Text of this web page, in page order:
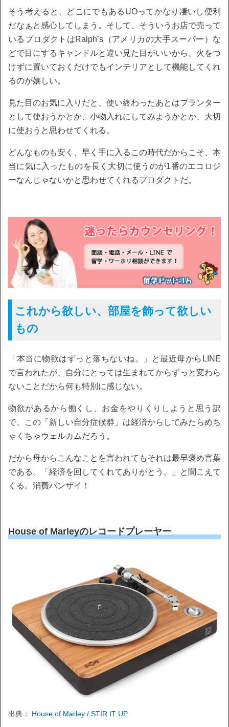
そう考えると、どこにでもあるUOってかなり凄いし便利
だなぁと感心してしまう。そして、そういうお店で売って
いるプロダクトはRalph’s（アメリカの大手スーパー）な
どで目にするキャンドルと違い見た目がいいから、火をつ
けずに置いておくだけでもインテリアとして機能してくれ
るのが嬉しい。
見た目のお気に入りだと、使い終わったあとはプランター
として使おうかとか、小物入れにしてみようかとか、大切
に使おうと思わせてくれる。
どんなものも安く、早く手に入るこの時代だからこそ、本
当に気に入ったものを長く大切に使うのが1番のエコロジ
ーなんじゃないかと思わせてくれるプロダクトだ。
これから欲しい、部屋を飾って欲しい
もの
「本当に物欲はずっと落ちないね。」と最近母からLINE
で言われたが、自分にとっては生まれてからずっと変わら
ないことだから何も特別に感じない。
物欲があるから働くし、お金をやりくりしようと思う訳
で、この「新しい自分症候群」は経済からしてみたらめち
ゃくちゃウェルカムだろう。
だから母からこんなことを言われてもそれは最早褒め言葉
である。「経済を回してくれてありがとう。」と聞こえて
くる。消費バンザイ！
House of Marleyのレコードプレーヤー
出典： House of Marley / STIR IT UP